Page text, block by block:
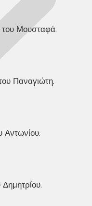
του Μουσταφά.
Παναγιώτη.
Αντωνίου.
Δημητρίου.